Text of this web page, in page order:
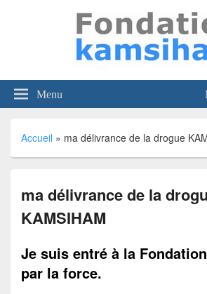
kamsiham
Menu
Accueil » ma délivrance de la drogue
ma délivrance de la
KAMSIHAM
Je suis entré à la
par la force.